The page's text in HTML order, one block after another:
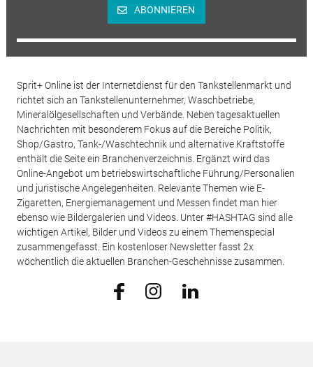
ABONNIEREN
Sprit+ Online ist der Internetdienst für den Tankstellenmarkt und
richtet sich an Tankstellenunternehmer, Waschbetriebe,
Mineralölgesellschaften und Verbände. Neben tagesaktuellen
Nachrichten mit besonderem Fokus auf die Bereiche Politik,
Shop/Gastro, Tank-/Waschtechnik und alternative Kraftstoffe
enthält die Seite ein Branchenverzeichnis. Ergänzt wird das
Online-Angebot um betriebswirtschaftliche Führung/Personalien
und juristische Angelegenheiten. Relevante Themen wie E-
Zigaretten, Energiemanagement und Messen findet man hier
ebenso wie Bildergalerien und Videos. Unter #HASHTAG sind alle
wichtigen Artikel, Bilder und Videos zu einem Themenspecial
zusammengefasst. Ein kostenloser Newsletter fasst 2x
wöchentlich die aktuellen Branchen-Geschehnisse zusammen.